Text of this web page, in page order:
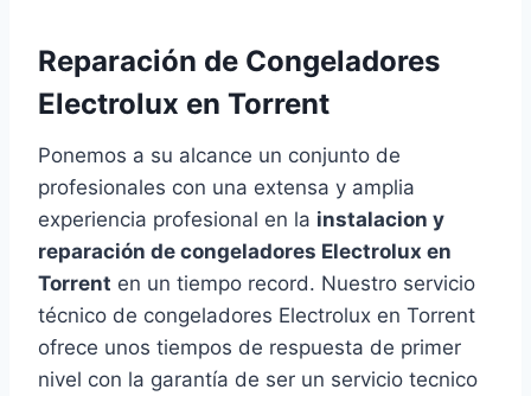
Reparación de Congeladores
Electrolux en Torrent
Ponemos a su alcance un conjunto de
profesionales con una extensa y amplia
experiencia profesional en la instalacion y
reparación de congeladores Electrolux en
Torrent en un tiempo record. Nuestro servicio
técnico de congeladores Electrolux en Torrent
ofrece unos tiempos de respuesta de primer
nivel con la garantía de ser un servicio tecnico